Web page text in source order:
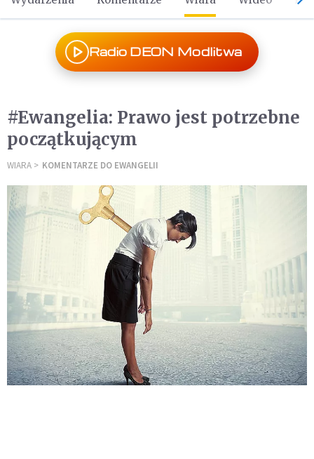
Radio DEON Modlitwa
#Ewangelia: Prawo jest potrzebne
początkującym
WIARA KOMENTARZE DO EWANGELII